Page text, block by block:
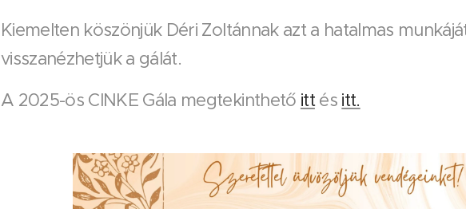
Kiemelten köszönjük Déri Zoltánnak azt a hatalmas
visszanézhetjük a gálát.
A 2025-ös CINKE Gála megtekinthető ittés itt.